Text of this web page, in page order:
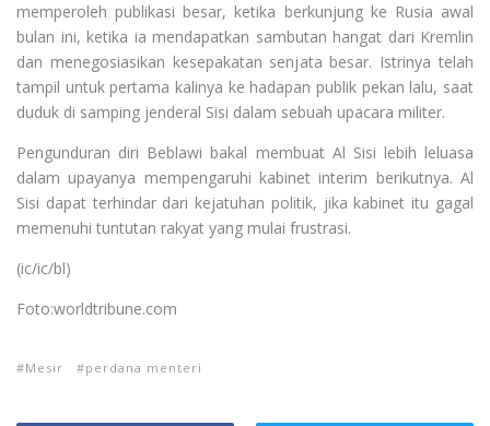
memperoleh publikasi besar, ketika berkunjung ke Rusia awal
bulan ini, ketika ia mendapatkan sambutan hangat dari Kremlin
dan menegosiasikan kesepakatan senjata besar. Istrinya telah
tampil untuk pertama kalinya ke hadapan publik pekan lalu, saat
duduk di samping jenderal Sisi dalam sebuah upacara militer.
Pengunduran diri Beblawi bakal membuat Al Sisi lebih leluasa
dalam upayanya mempengaruhi kabinet interim berikutnya. Al
Sisi dapat terhindar dari kejatuhan politik, jika kabinet itu gagal
memenuhi tuntutan rakyat yang mulai frustrasi.
(ic/ic/bl)
Foto:worldtribune.com
Mesir perdana menteri